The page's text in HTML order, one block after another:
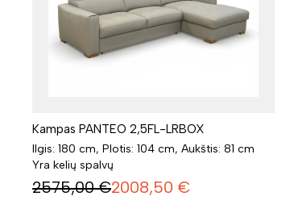
Kampas PANTEO 2,5FL-LRBOX
Ilgis: 180 cm, Plotis: 104 cm, Aukštis: 81 cm
Yra kelių spalvų
2575,00 €2008,50 €